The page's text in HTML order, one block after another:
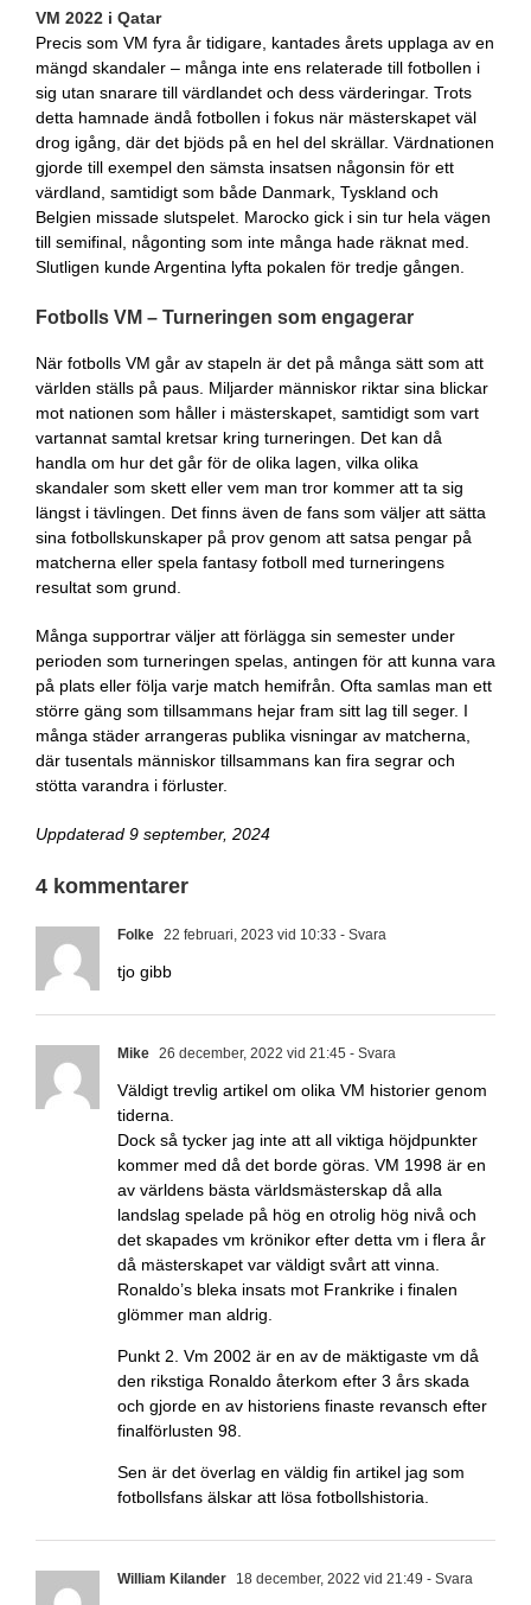
VM 2022 i Qatar
Precis som VM fyra år tidigare, kantades årets upplaga av en
mängd skandaler – många inte ens relaterade till fotbollen i
sig utan snarare till värdlandet och dess värderingar. Trots
detta hamnade ändå fotbollen i fokus när mästerskapet väl
drog igång, där det bjöds på en hel del skrällar. Värdnationen
gjorde till exempel den sämsta insatsen någonsin för ett
värdland, samtidigt som både Danmark, Tyskland och
Belgien missade slutspelet. Marocko gick i sin tur hela vägen
till semifinal, någonting som inte många hade räknat med.
Slutligen kunde Argentina lyfta pokalen för tredje gången.
Fotbolls VM – Turneringen som engagerar
När fotbolls VM går av stapeln är det på många sätt som att
världen ställs på paus. Miljarder människor riktar sina blickar
mot nationen som håller i mästerskapet, samtidigt som vart
vartannat samtal kretsar kring turneringen. Det kan då
handla om hur det går för de olika lagen, vilka olika
skandaler som skett eller vem man tror kommer att ta sig
längst i tävlingen. Det finns även de fans som väljer att sätta
sina fotbollskunskaper på prov genom att satsa pengar på
matcherna eller spela fantasy fotboll med turneringens
resultat som grund.
Många supportrar väljer att förlägga sin semester under
perioden som turneringen spelas, antingen för att kunna vara
på plats eller följa varje match hemifrån. Ofta samlas man ett
större gäng som tillsammans hejar fram sitt lag till seger. I
många städer arrangeras publika visningar av matcherna,
där tusentals människor tillsammans kan fira segrar och
stötta varandra i förluster.
Uppdaterad 9 september, 2024
4 kommentarer
Folke 22 februari, 2023 vid 10:33 - Svara
tjo gibb
Mike 26 december, 2022 vid 21:45 - Svara
Väldigt trevlig artikel om olika VM historier genom
tiderna.
Dock så tycker jag inte att all viktiga höjdpunkter
kommer med då det borde göras. VM 1998 är en
av världens bästa världsmästerskap då alla
landslag spelade på hög en otrolig hög nivå och
det skapades vm krönikor efter detta vm i flera år
då mästerskapet var väldigt svårt att vinna.
Ronaldo’s bleka insats mot Frankrike i finalen
glömmer man aldrig.
Punkt 2. Vm 2002 är en av de mäktigaste vm då
den rikstiga Ronaldo återkom efter 3 års skada
och gjorde en av historiens finaste revansch efter
finalförlusten 98.
Sen är det överlag en väldig fin artikel jag som
fotbollsfans älskar att lösa fotbollshistoria.
William Kilander 18 december, 2022 vid 21:49 - Svara